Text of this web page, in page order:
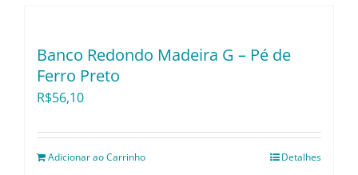
Banco Redondo Madeira G – Pé de
Ferro Preto
R$56,10
Adicionar ao Carrinho Detalhes